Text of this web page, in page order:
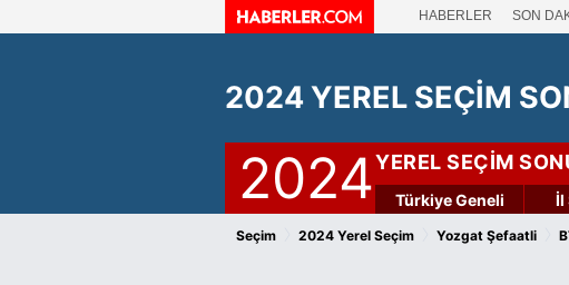
HABERLER SON
2024 YEREL SEÇİM
2024YEREL SEÇİM
Türkiye Geneli İl
Seçim 2024 Yerel Seçim Yozgat Şefaatli